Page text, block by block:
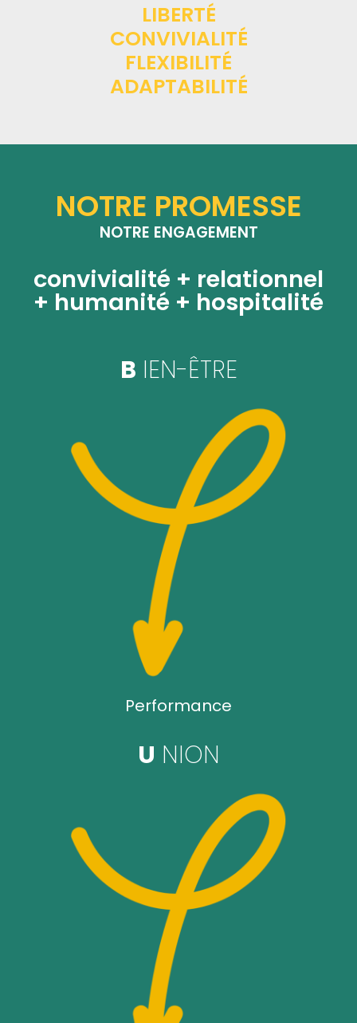
LIBERTÉ
CONVIVIALITÉ
FLEXIBILITÉ
ADAPTABILITÉ
NOTRE PROMESSE
NOTRE ENGAGEMENT
convivialité + relationnel
+ humanité + hospitalité
B IEN-ÊTRE
Performance
U NION